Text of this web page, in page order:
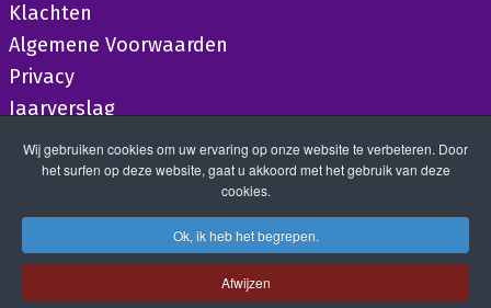
Klachten
Algemene Voorwaarden
Privacy
Jaarverslag
Wij gebruiken cookies om uw ervaring op onze website te verbeteren. Door
het surfen op deze website, gaat u akkoord met het gebruik van deze
cookies.
Ok, ik heb het begrepen.
Afwijzen